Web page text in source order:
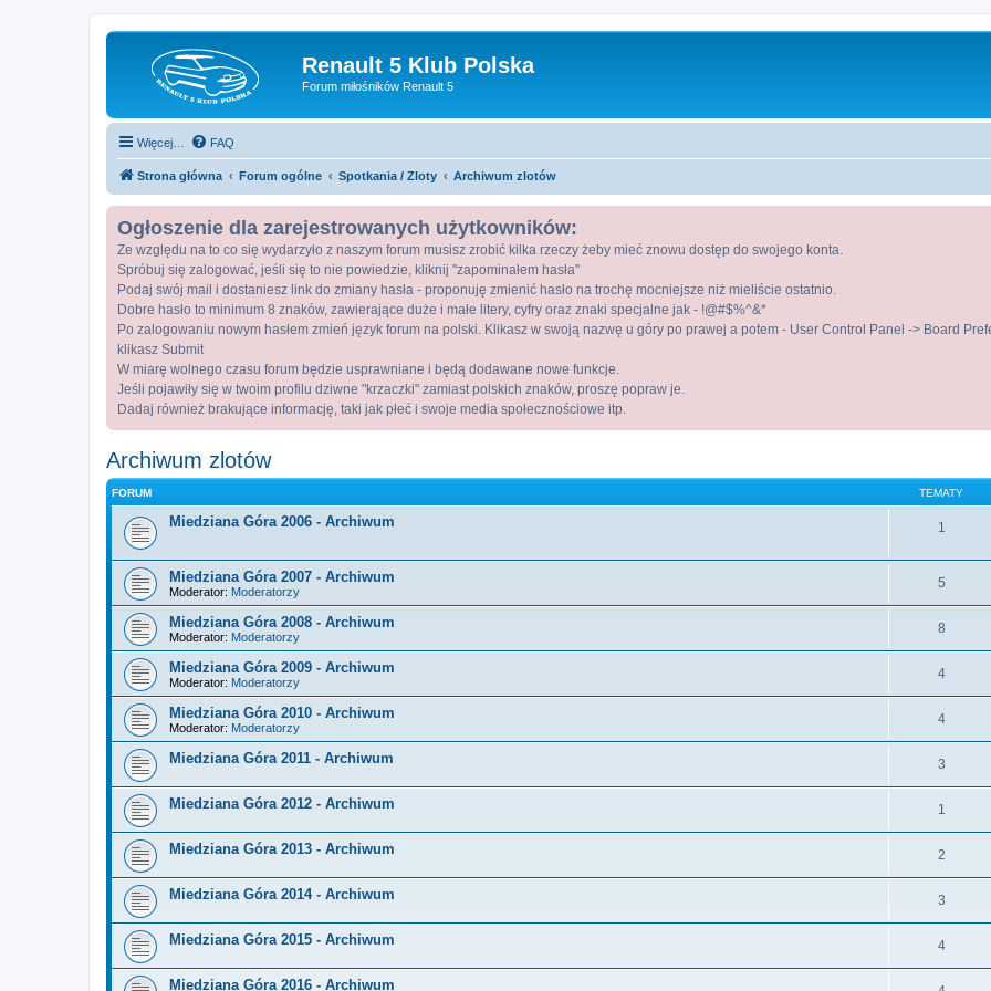
Renault 5 Klub Polska
Forum miłośników Renault 5
Więcej… FAQ
Strona główna Forum ogólne Spotkania / Zloty Archiwum zlotów
Ogłoszenie dla zarejestrowanych użytkowników:
Ze względu na to co się wydarzyło z naszym forum musisz zrobić kilka rzeczy żeby mieć znowu dostęp do swojego konta.
Spróbuj się zalogować, jeśli się to nie powiedzie, kliknij "zapominałem hasła"
Podaj swój mail i dostaniesz link do zmiany hasła - proponuję zmienić hasło na trochę mocniejsze niż mieliście ostatnio.
Dobre hasło to minimum 8 znaków, zawierające duże i małe litery, cyfry oraz znaki specjalne jak - !@#$%^&*
Po zalogowaniu nowym hasłem zmień język forum na polski. Klikasz w swoją nazwę u góry po prawej a potem - User Control Panel -> Board
klikasz Submit
W miarę wolnego czasu forum będzie usprawniane i będą dodawane nowe funkcje.
Jeśli pojawiły się w twoim profilu dziwne "krzaczki" zamiast polskich znaków, proszę popraw je.
Dadaj również brakujące informację, taki jak płeć i swoje media społecznościowe itp.
Archiwum zlotów
FORUM TEMATY
Miedziana Góra 2006 - Archiwum 1
Miedziana Góra 2007 - Archiwum
Moderator: Moderatorzy
5
Miedziana Góra 2008 - Archiwum
Moderator: Moderatorzy
8
Miedziana Góra 2009 - Archiwum
Moderator: Moderatorzy
4
Miedziana Góra 2010 - Archiwum
Moderator: Moderatorzy
4
Miedziana Góra 2011 - Archiwum 3
Miedziana Góra 2012 - Archiwum 1
Miedziana Góra 2013 - Archiwum 2
Miedziana Góra 2014 - Archiwum 3
Miedziana Góra 2015 - Archiwum 4
Miedziana Góra 2016 - Archiwum